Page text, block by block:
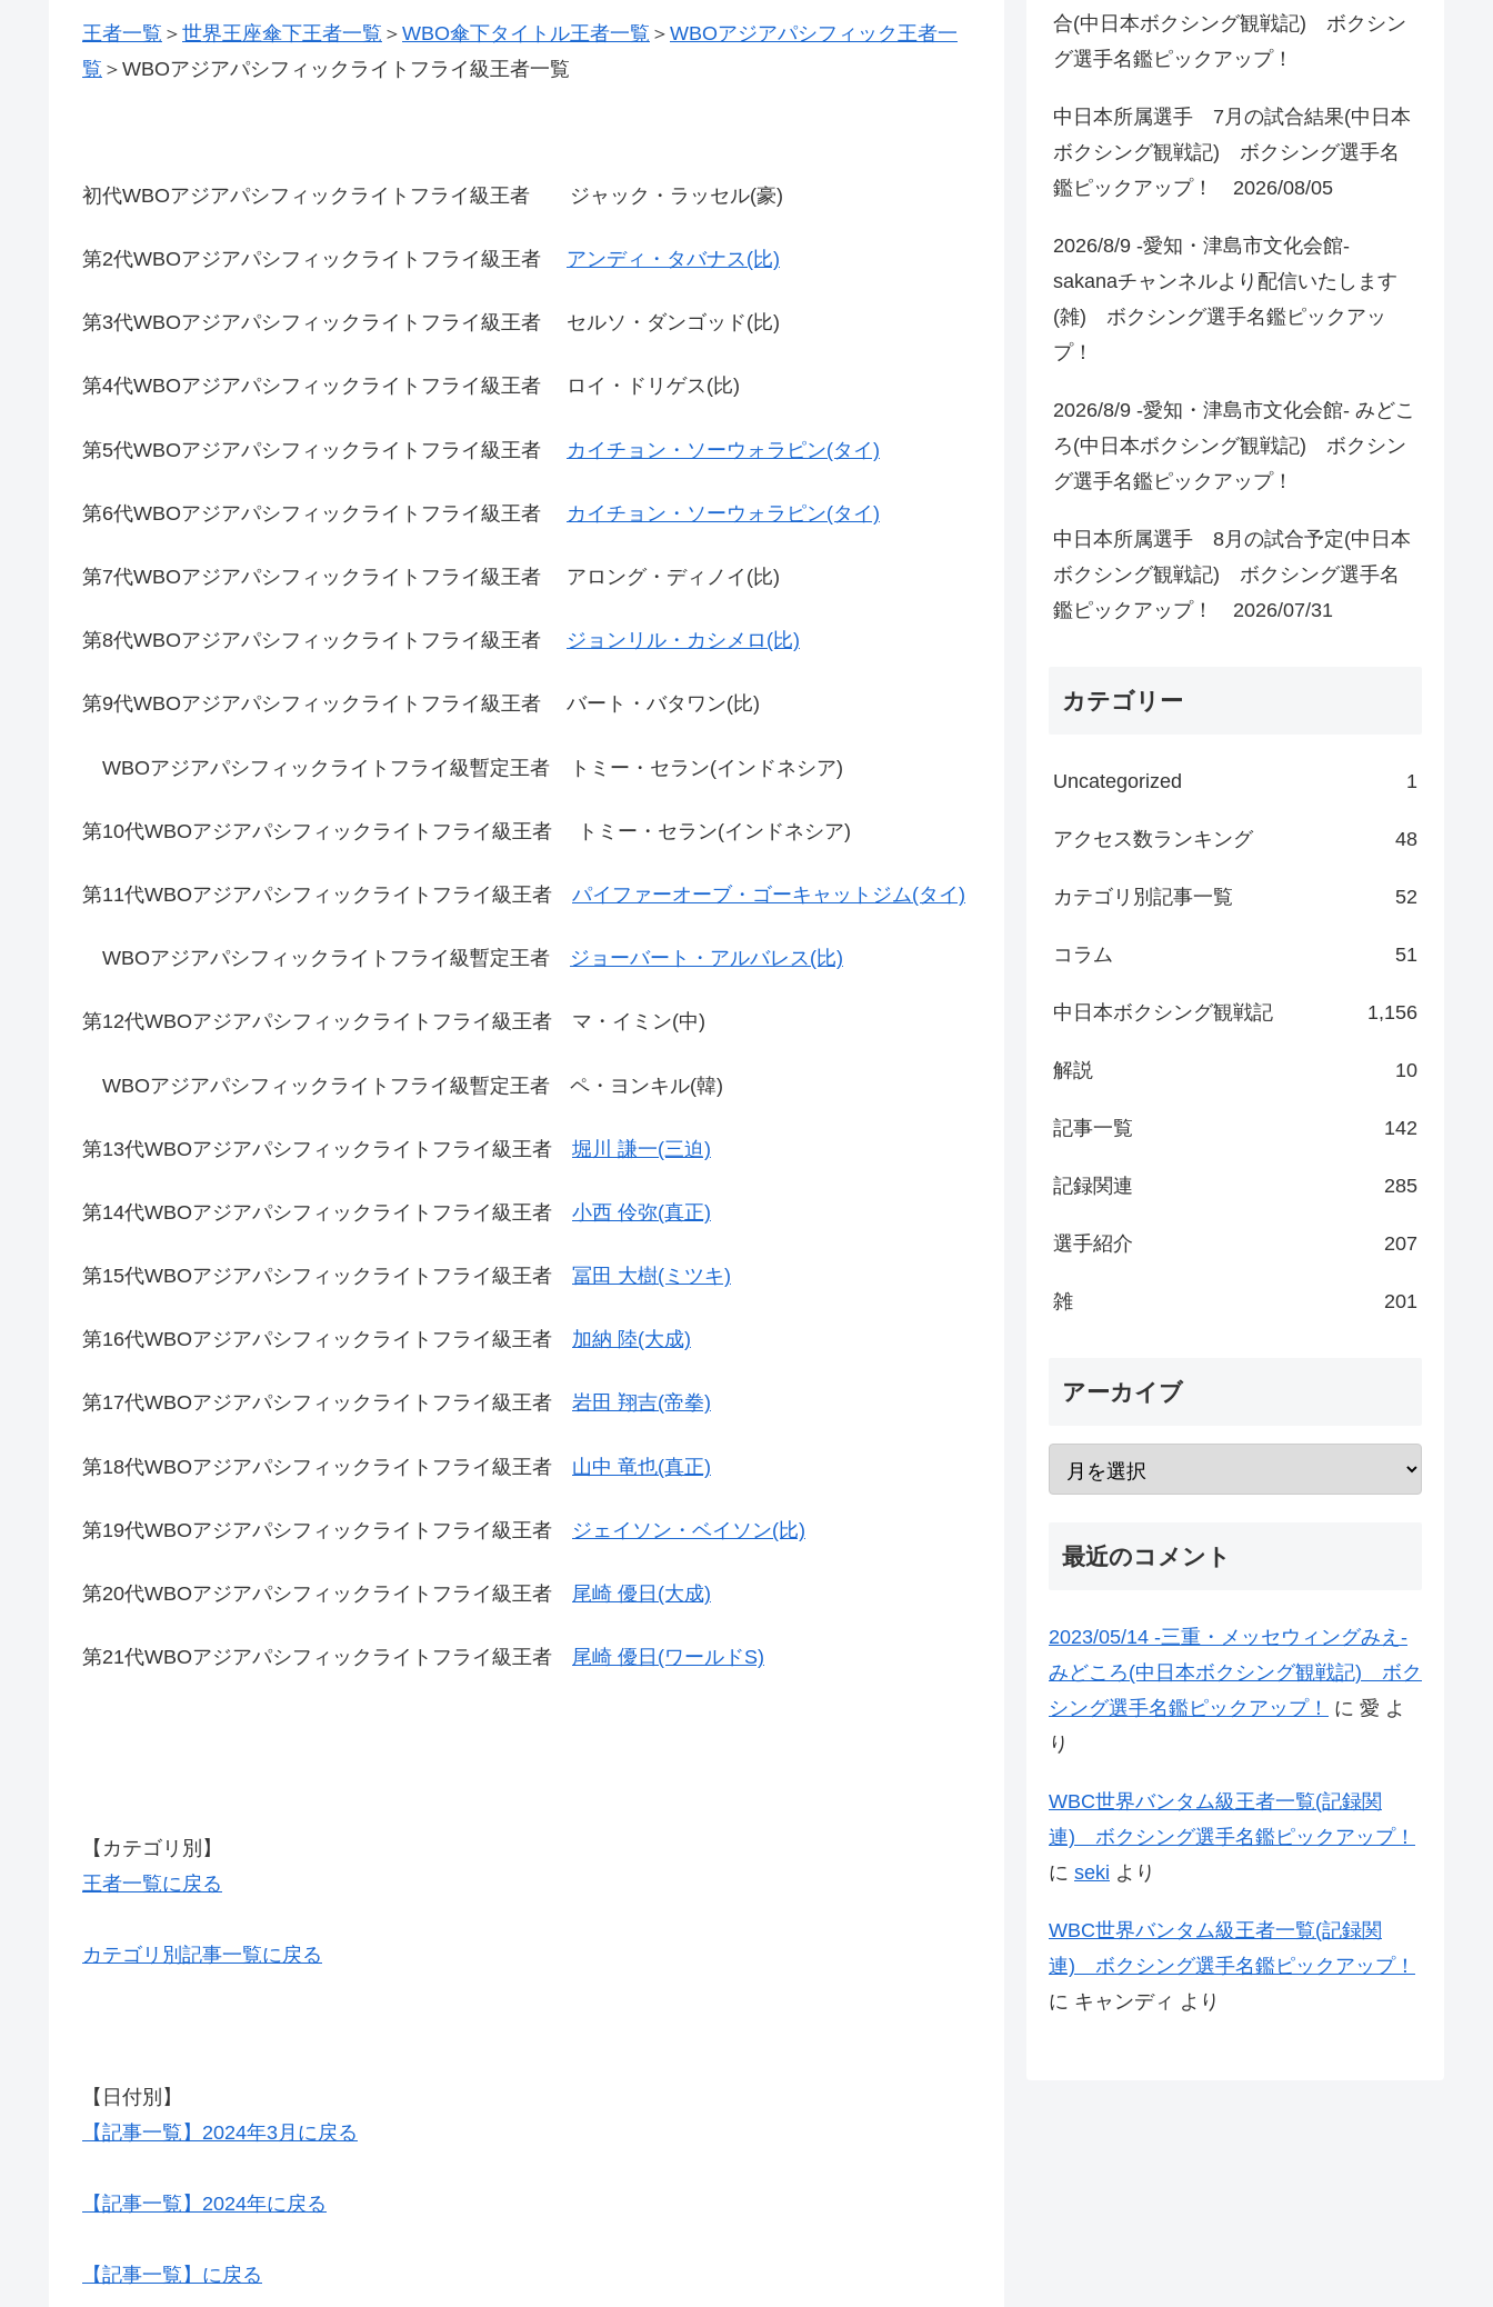
王者一覧 ＞ 世界王座傘下王者一覧 ＞ WBO傘下タイトル王者一覧 ＞ WBOアジアパシフィック王者一
覧 ＞WBOアジアパシフィックライトフライ級王者一覧
初代WBOアジアパシフィックライトフライ級王者 ジャック・ラッセル(豪)
第2代WBOアジアパシフィックライトフライ級王者 アンディ・タバナス(比)
第3代WBOアジアパシフィックライトフライ級王者 セルソ・ダンゴッド(比)
第4代WBOアジアパシフィックライトフライ級王者 ロイ・ドリゲス(比)
第5代WBOアジアパシフィックライトフライ級王者 カイチョン・ソーウォラピン(タイ)
第6代WBOアジアパシフィックライトフライ級王者 カイチョン・ソーウォラピン(タイ)
第7代WBOアジアパシフィックライトフライ級王者 アロング・ディノイ(比)
第8代WBOアジアパシフィックライトフライ級王者 ジョンリル・カシメロ(比)
第9代WBOアジアパシフィックライトフライ級王者 バート・バタワン(比)
WBOアジアパシフィックライトフライ級暫定王者 トミー・セラン(インドネシア)
第10代WBOアジアパシフィックライトフライ級王者 トミー・セラン(インドネシア)
第11代WBOアジアパシフィックライトフライ級王者 パイファーオーブ・ゴーキャットジム(タイ)
WBOアジアパシフィックライトフライ級暫定王者 ジョーバート・アルバレス(比)
第12代WBOアジアパシフィックライトフライ級王者 マ・イミン(中)
WBOアジアパシフィックライトフライ級暫定王者 ペ・ヨンキル(韓)
第13代WBOアジアパシフィックライトフライ級王者 堀川 謙一(三迫)
第14代WBOアジアパシフィックライトフライ級王者 小西 伶弥(真正)
第15代WBOアジアパシフィックライトフライ級王者 冨田 大樹(ミツキ)
第16代WBOアジアパシフィックライトフライ級王者 加納 陸(大成)
第17代WBOアジアパシフィックライトフライ級王者 岩田 翔吉(帝拳)
第18代WBOアジアパシフィックライトフライ級王者 山中 竜也(真正)
第19代WBOアジアパシフィックライトフライ級王者 ジェイソン・ベイソン(比)
第20代WBOアジアパシフィックライトフライ級王者 尾崎 優日(大成)
第21代WBOアジアパシフィックライトフライ級王者 尾崎 優日(ワールドS)
【カテゴリ別】
王者一覧に戻る
カテゴリ別記事一覧に戻る
【日付別】
【記事一覧】2024年3月に戻る
【記事一覧】2024年に戻る
【記事一覧】に戻る
合(中日本ボクシング観戦記) ボクシン
グ選手名鑑ピックアップ！
中日本所属選手 7月の試合結果(中日本
ボクシング観戦記) ボクシング選手名
鑑ピックアップ！ 2026/08/05
2026/8/9 -愛知・津島市文化会館-
sakanaチャンネルより配信いたします
(雑) ボクシング選手名鑑ピックアッ
プ！
2026/8/9 -愛知・津島市文化会館- みどこ
ろ(中日本ボクシング観戦記) ボクシン
グ選手名鑑ピックアップ！
中日本所属選手 8月の試合予定(中日本
ボクシング観戦記) ボクシング選手名
鑑ピックアップ！ 2026/07/31
カテゴリー
Uncategorized 1
アクセス数ランキング 48
カテゴリ別記事一覧 52
コラム 51
中日本ボクシング観戦記 1,156
解説 10
記事一覧 142
記録関連 285
選手紹介 207
雑 201
アーカイブ
最近のコメント
2023/05/14 -三重・メッセウィングみえ-
みどころ(中日本ボクシング観戦記) ボク
シング選手名鑑ピックアップ！
に 愛 よ
り
WBC世界バンタム級王者一覧(記録関
連) ボクシング選手名鑑ピックアップ！
に seki より
WBC世界バンタム級王者一覧(記録関
連) ボクシング選手名鑑ピックアップ！
に キャンディ より